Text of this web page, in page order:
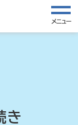
メニュー
き